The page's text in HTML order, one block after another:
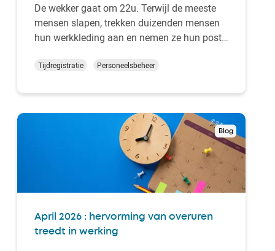
De wekker gaat om 22u. Terwijl de meeste
mensen slapen, trekken duizenden mensen
hun werkkleding aan en nemen ze hun post
onregelmatige werktijden zijn dagelijkse
actieve bevolking.
Tijdregistratie Personeelsbeheer
Blog
April 2026 : hervorming van overuren
treedt in werking